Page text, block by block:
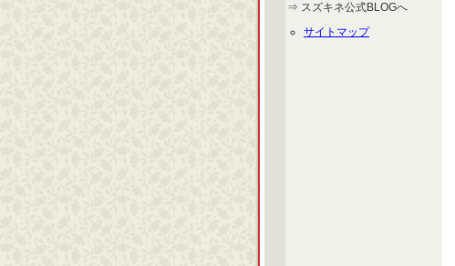
⇒ スズキネ公式BLOGへ
サイトマップ